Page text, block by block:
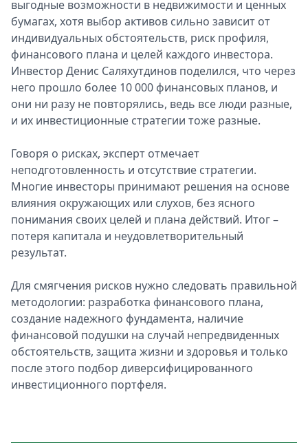
выгодные возможности в недвижимости и ценных
бумагах, хотя выбор активов сильно зависит от
индивидуальных обстоятельств, риск профиля,
финансового плана и целей каждого инвестора.
Инвестор Денис Саляхутдинов поделился, что через
него прошло более 10 000 финансовых планов, и
они ни разу не повторялись, ведь все люди разные,
и их инвестиционные стратегии тоже разные.
Говоря о рисках, эксперт отмечает
неподготовленность и отсутствие стратегии.
Многие инвесторы принимают решения на основе
влияния окружающих или слухов, без ясного
понимания своих целей и плана действий. Итог –
потеря капитала и неудовлетворительный
результат.
Для смягчения рисков нужно следовать правильной
методологии: разработка финансового плана,
создание надежного фундамента, наличие
финансовой подушки на случай непредвиденных
обстоятельств, защита жизни и здоровья и только
после этого подбор диверсифицированного
инвестиционного портфеля.